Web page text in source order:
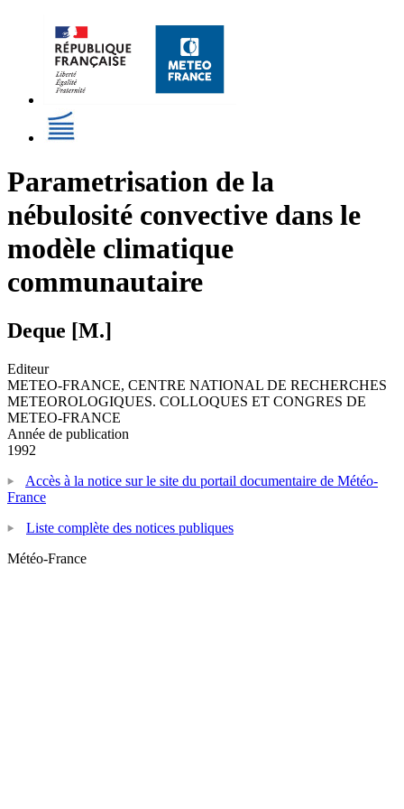
Parametrisation de la
nébulosité convective dans le
modèle climatique
communautaire
Deque [M.]
Editeur
METEO-FRANCE, CENTRE NATIONAL DE RECHERCHES
METEOROLOGIQUES. COLLOQUES ET CONGRES DE
METEO-FRANCE
Année de publication
1992
Accès à la notice sur le site du portail documentaire de Météo-
France
Liste complète des notices publiques
Météo-France